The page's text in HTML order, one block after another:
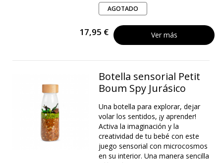
AGOTADO
17,95 € Ver más
Botella sensorial Petit
Boum Spy Jurásico
Una botella para explorar, dejar
volar los sentidos, ¡y aprender!
Activa la imaginación y la
creatividad de tu bebé con este
juego sensorial con microcosmos
en su interior. Una manera sencilla